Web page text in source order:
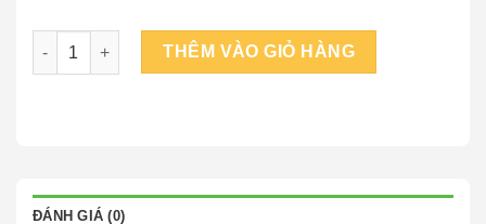
dầu hào Thái oyster sauce 830g số lượng
THÊM VÀO GIỎ HÀNG
ĐÁNH GIÁ (0)